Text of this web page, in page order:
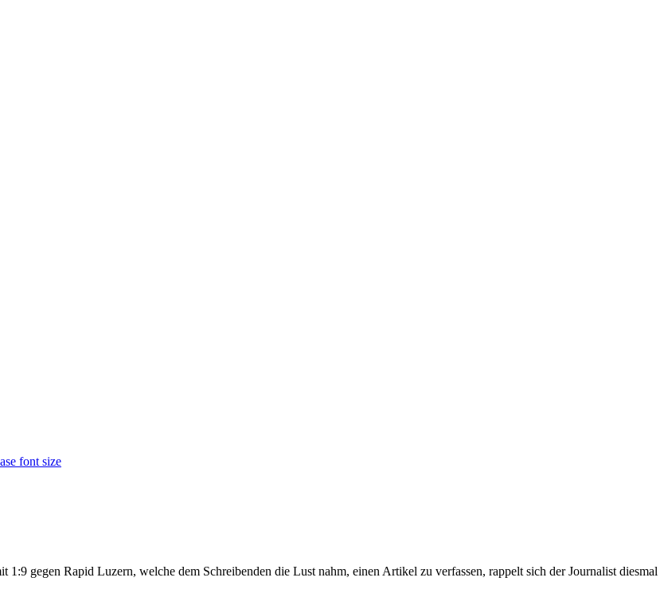
gegen Rapid Luzern, welche dem Schreibenden die Lust nahm, einen Artikel zu verfassen, rappelt sich der Journalist diesmal